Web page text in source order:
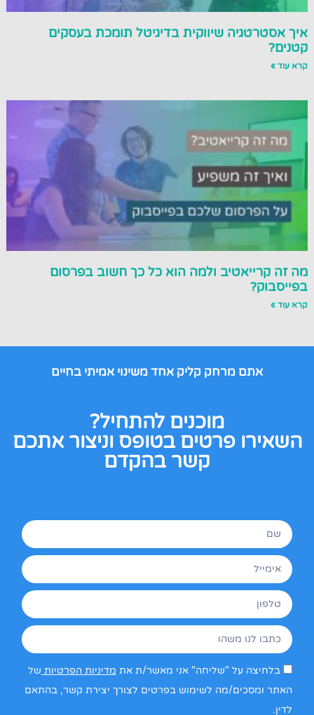
איך אסטרטגיה שיווקית בדיגיטל תומכת בעסקים
קטנים?
קרא עוד »
מה זה קרייאטיב ולמה הוא כל כך חשוב בפרסום
בפייסבוק?
קרא עוד »
אתם מרחק קליק אחד משינוי אמיתי בחיים
מוכנים להתחיל?
השאירו פרטים בטופס וניצור אתכם
קשר בהקדם
בלחיצה על "שליחה" אני מאשר/ת את מדיניות הפרטיות של
האתר ומסכים/מה לשימוש בפרטים לצורך יצירת קשר, בהתאם
לדין.